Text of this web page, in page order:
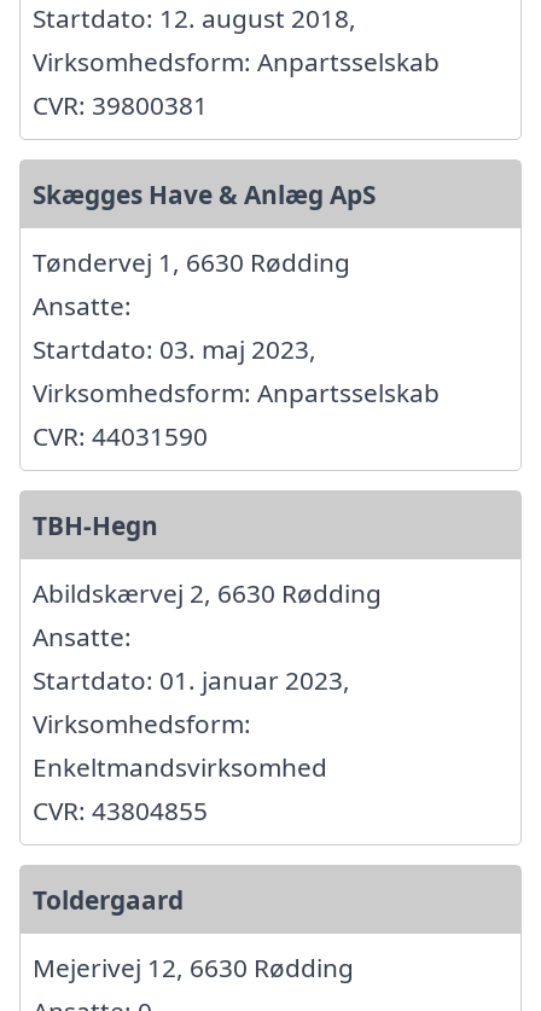
Startdato: 12. august 2018,
Virksomhedsform: Anpartsselskab
CVR: 39800381
Skægges Have & Anlæg ApS
Tøndervej 1, 6630 Rødding
Ansatte:
Startdato: 03. maj 2023,
Virksomhedsform: Anpartsselskab
CVR: 44031590
TBH-Hegn
Abildskærvej 2, 6630 Rødding
Ansatte:
Startdato: 01. januar 2023,
Virksomhedsform:
Enkeltmandsvirksomhed
CVR: 43804855
Toldergaard
Mejerivej 12, 6630 Rødding